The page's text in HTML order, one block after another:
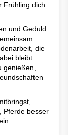
Frühling dich
und Geduld
die
bleibt
genießen,
Pferde besser